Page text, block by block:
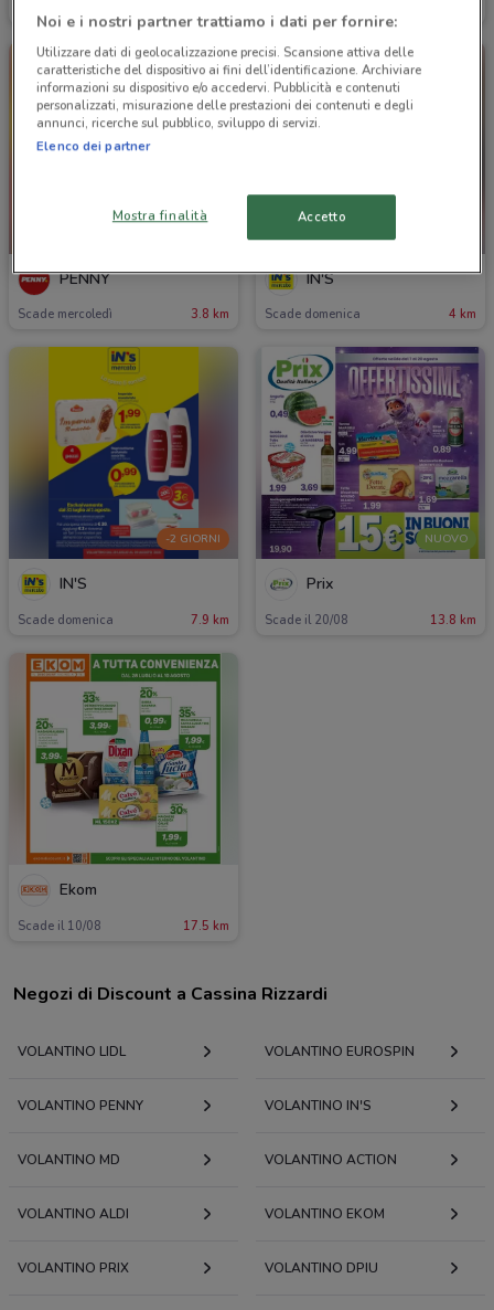
PENNY
Scade mercoledì 3.8 km
IN'S
Scade domenica 4 km
-2 GIORNI
IN'S
Scade domenica 7.9 km
NUOVO
Prix
Scade il 20/08 13.8 km
Ekom
Scade il 10/08 17.5 km
Negozi di Discount a Cassina Rizzardi
VOLANTINO LIDL VOLANTINO EUROSPIN
VOLANTINO PENNY VOLANTINO IN'S
VOLANTINO MD VOLANTINO ACTION
VOLANTINO ALDI VOLANTINO EKOM
VOLANTINO PRIX VOLANTINO DPIU
Noi e i nostri partner trattiamo i dati per fornire:
Utilizzare dati di geolocalizzazione precisi. Scansione attiva delle
caratteristiche del dispositivo ai fini dell’identificazione. Archiviare
informazioni su dispositivo e/o accedervi. Pubblicità e contenuti
personalizzati, misurazione delle prestazioni dei contenuti e degli
annunci, ricerche sul pubblico, sviluppo di servizi.
Elenco dei partner
Mostra finalità Accetto